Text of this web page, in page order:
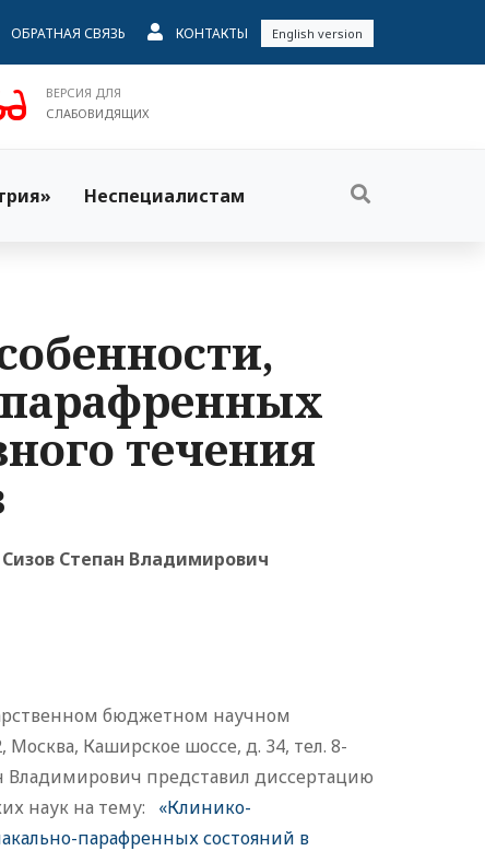
ОБРАТНАЯ СВЯЗЬ КОНТАКТЫ English version
ВЕРСИЯ ДЛЯ
СЛАБОВИДЯЩИХ
Неспециалистам
течения
Сизов Степан Владимирович
бюджетном научном
Каширское шоссе, д. 34, тел. 8-
Владимирович представил диссертацию
наук на тему: «Клинико-
парафренных состояний в